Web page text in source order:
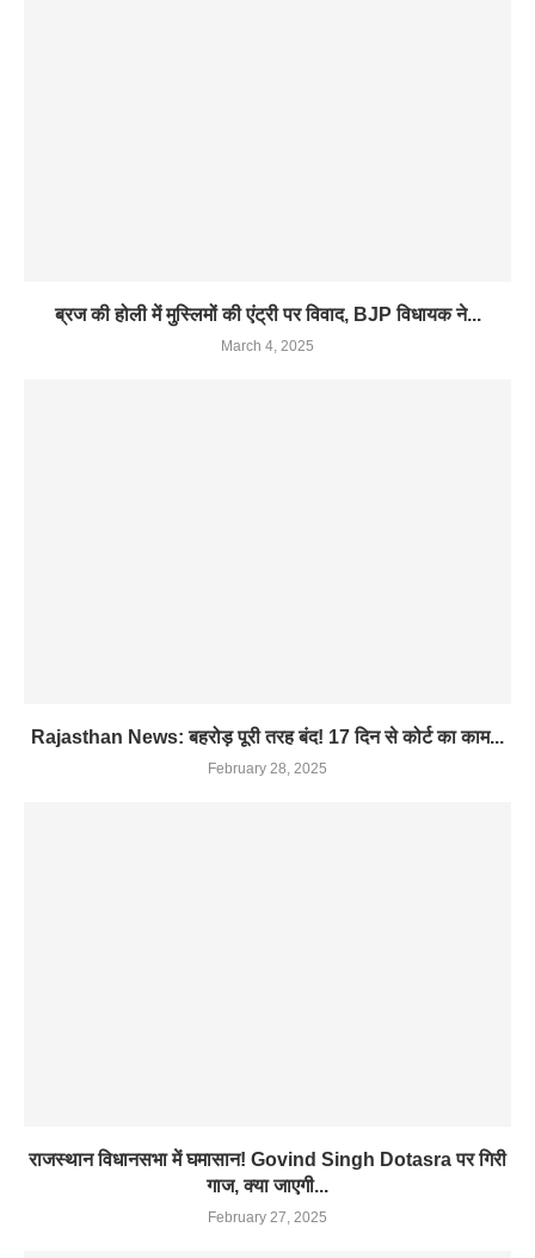
ब्रज की होली में मुस्लिमों की एंट्री पर विवाद, BJP विधायक ने...
March 4, 2025
Rajasthan News: बहरोड़ पूरी तरह बंद! 17 दिन से कोर्ट का काम...
February 28, 2025
राजस्थान विधानसभा में घमासान! Govind Singh Dotasra पर गिरी
गाज, क्या जाएगी...
February 27, 2025